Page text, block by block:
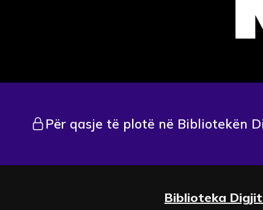
Për qasje të plotë në Bibliotekën
Biblioteka